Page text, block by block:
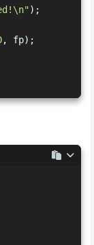
);
, fp);